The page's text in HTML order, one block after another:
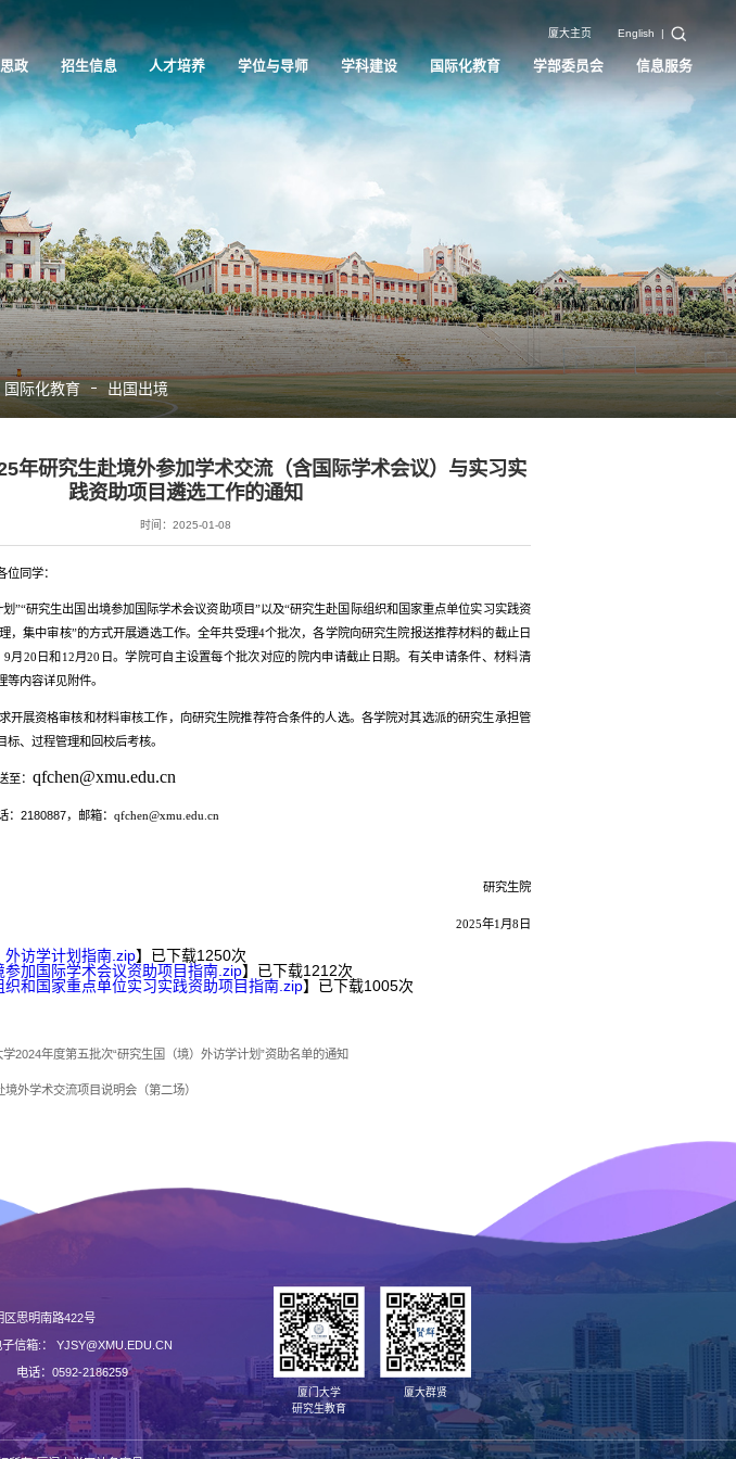
厦大主页 English |
政 招生信息 人才培养 学位与导师 学科建设 国际化教育 学部委员会 信息服务
国际化教育 出国出境
年研究生赴境外参加学术交流（含国际学术会议）与实习实
践资助项目遴选工作的通知
时间：2025-01-08
位同学：
”“研究生出国出境参加国际学术会议资助项目”以及“研究生赴国际组织和国家重点单位实习实践资
，集中审核”的方式开展遴选工作。全年共受理4个批次，各学院向研究生院报送推荐材料的截止日
月20日和12月20日。学院可自主设置每个批次对应的院内申请截止日期。有关申请条件、材料清
内容详见附件。
开展资格审核和材料审核工作，向研究生院推荐符合条件的人选。各学院对其选派的研究生承担管
、过程管理和回校后考核。
至： qfchen@xmu.edu.cn
：2180887，邮箱： qfchen@xmu.edu.cn
研究生院
2025年1月8日
外访学计划指南.zip】已下载1250次
参加国际学术会议资助项目指南.zip】已下载1212次
织和国家重点单位实习实践资助项目指南.zip】已下载1005次
2024年度第五批次“研究生国（境）外访学计划”资助名单的通知
外学术交流项目说明会（第二场）
区思明南路422号
信箱:： YJSY@XMU.EDU.CN
电话：0592-2186259
厦门大学
研究生教育
厦大群贤